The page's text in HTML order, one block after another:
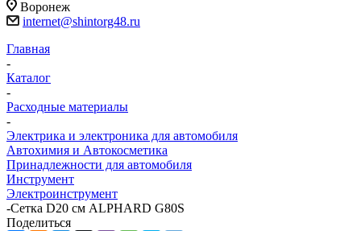
Воронеж
internet@shintorg48.ru
Главная
-
Каталог
-
Расходные материалы
-
Электрика и электроника для автомобиля
Автохимия и Автокосметика
Принадлежности для автомобиля
Инструмент
Электроинструмент
-Сетка D20 см ALPHARD G80S
Поделиться